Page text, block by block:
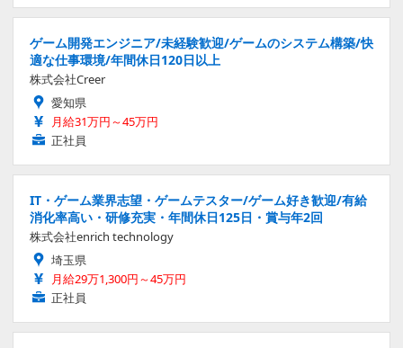
ゲーム開発エンジニア/未経験歓迎/ゲームのシステム構築/快
適な仕事環境/年間休日120日以上
株式会社Creer
愛知県
月給31万円～45万円
正社員
IT・ゲーム業界志望・ゲームテスター/ゲーム好き歓迎/有給
消化率高い・研修充実・年間休日125日・賞与年2回
株式会社enrich technology
埼玉県
月給29万1,300円～45万円
正社員